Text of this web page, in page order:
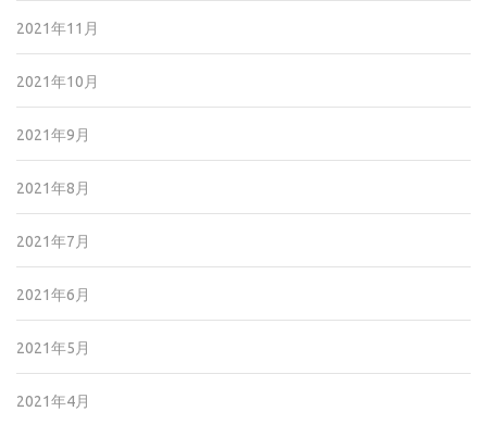
2021年11月
2021年10月
2021年9月
2021年8月
2021年7月
2021年6月
2021年5月
2021年4月